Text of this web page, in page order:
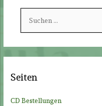
h
n
Seiten
CD Bestellungen